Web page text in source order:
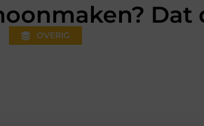
Dat
OVERIG